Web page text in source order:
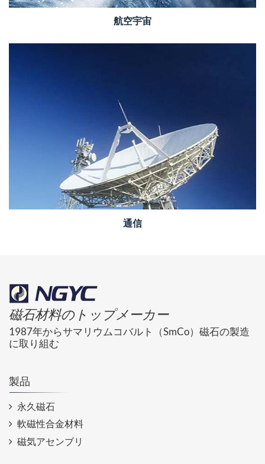
航空宇宙
通信
磁石材料のトップメーカー
1987年からサマリウムコバルト（SmCo）磁石の製造
に取り組む
製品
永久磁石
軟磁性合金材料
磁気アセンブリ